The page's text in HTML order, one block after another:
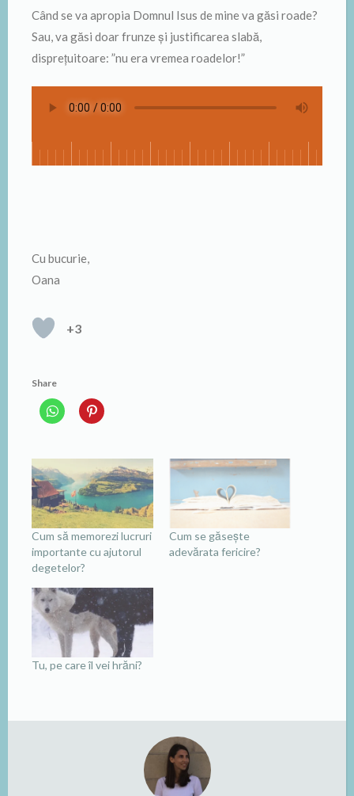
Când se va apropia Domnul Isus de mine va găsi roade?
Sau, va găsi doar frunze și justificarea slabă,
disprețuitoare: ”nu era vremea roadelor!”
Cu bucurie,
Oana
+3
Share
Cum să memorezi lucruri
importante cu ajutorul
degetelor?
Cum se găsește
adevărata fericire?
Tu, pe care îl vei hrăni?